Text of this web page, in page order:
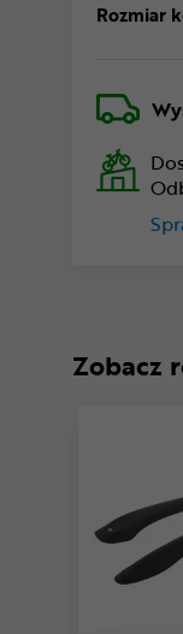
Rozmiar
Zobacz